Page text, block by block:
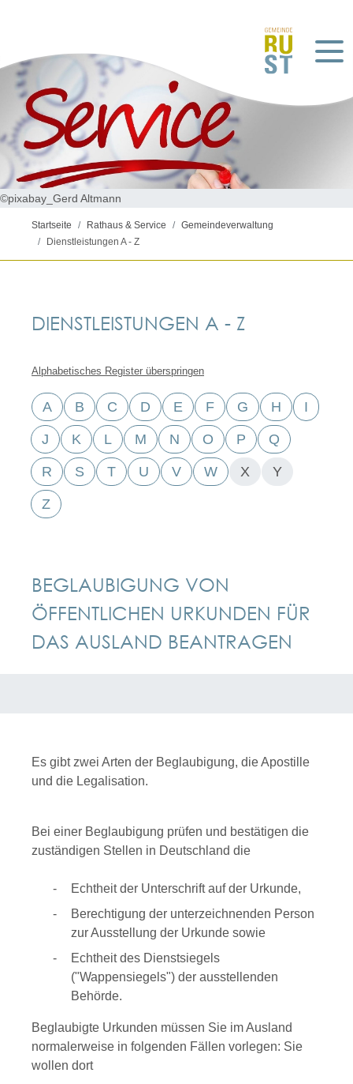
©pixabay_Gerd Altmann
Startseite Rathaus & Service
Gemeindeverwaltung
Dienstleistungen A - Z
DIENSTLEISTUNGEN A - Z
Alphabetisches Register überspringen
A B C D E F G H I
J K L M N O P Q
R S T U V W X Y
Z
BEGLAUBIGUNG VON
ÖFFENTLICHEN URKUNDEN FÜR
DAS AUSLAND BEANTRAGEN
Es gibt zwei Arten der Beglaubigung, die Apostille
und die Legalisation.
Bei einer Beglaubigung prüfen und bestätigen die
zuständigen Stellen in Deutschland die
Echtheit der Unterschrift auf der Urkunde,
Berechtigung der unterzeichnenden Person
zur Ausstellung der Urkunde sowie
Echtheit des Dienstsiegels
("Wappensiegels") der ausstellenden
Behörde.
Beglaubigte Urkunden müssen Sie im Ausland
normalerweise in folgenden Fällen vorlegen: Sie
wollen dort